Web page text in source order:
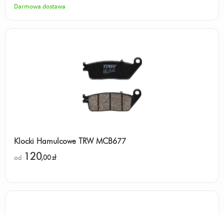
Darmowa dostawa
Klocki Hamulcowe TRW MCB677
od 120,00zł